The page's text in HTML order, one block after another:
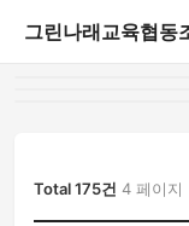
그린나래교육협동
Total 175건 4 페이지